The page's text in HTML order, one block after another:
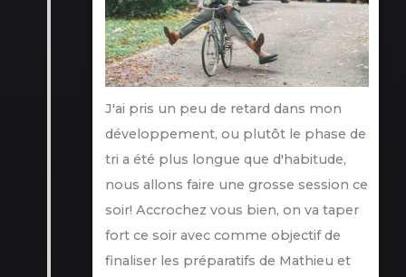
J'ai pris un peu de retard dans mon
développement, ou plutôt le phase de
tri a été plus longue que d'habitude,
nous allons faire une grosse session ce
soir! Accrochez vous bien, on va taper
fort ce soir avec comme objectif de
finaliser les préparatifs de Mathieu et